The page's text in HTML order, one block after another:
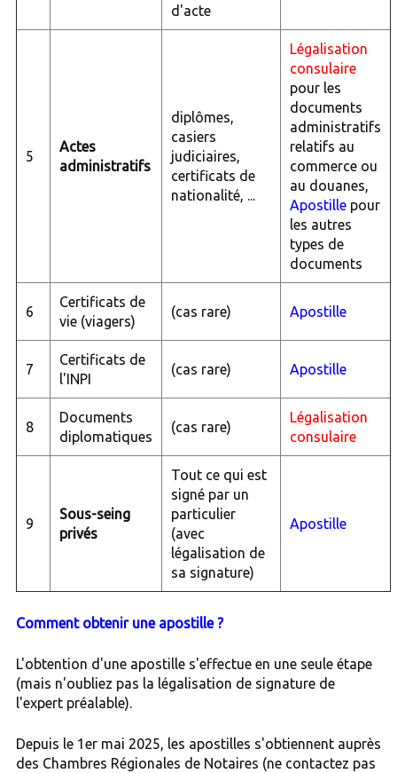
d'acte
5
Actes
administratifs
diplômes,
casiers
judiciaires,
certificats de
nationalité, ...
Légalisation
consulaire
pour les
documents
administratifs
relatifs au
commerce ou
au douanes,
Apostillepour
les autres
types de
documents
6
Certificats de
vie (viagers)
(cas rare) Apostille
7
Certificats de
l'INPI
(cas rare) Apostille
8
Documents
diplomatiques
(cas rare)
Légalisation
consulaire
9
Sous-seing
privés
Tout ce qui est
signé par un
particulier
(avec
légalisation de
sa signature)
Apostille
Comment obtenir une apostille ?
L'obtention d'une apostille s'effectue en une seule étape
(mais n'oubliez pas la légalisation de signature de
l'expert préalable).
Depuis le 1er mai 2025, les apostilles s'obtiennent auprès
des Chambres Régionales de Notaires (ne contactez pas